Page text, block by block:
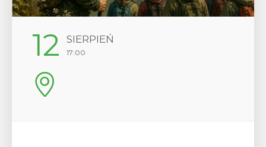
12 SIERPIEŃ
17:00